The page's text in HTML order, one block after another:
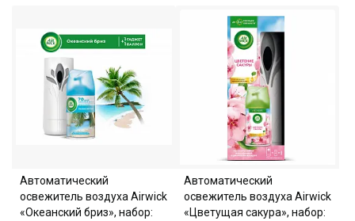
Автоматический
освежитель воздуха Airwick
«Океанский бриз», набор:
Автоматический
освежитель воздуха Airwick
«Цветущая сакура», набор: